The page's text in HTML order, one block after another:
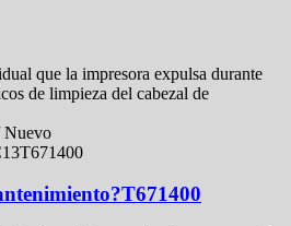
que la impresora expulsa durante
de limpieza del cabezal de
Nuevo